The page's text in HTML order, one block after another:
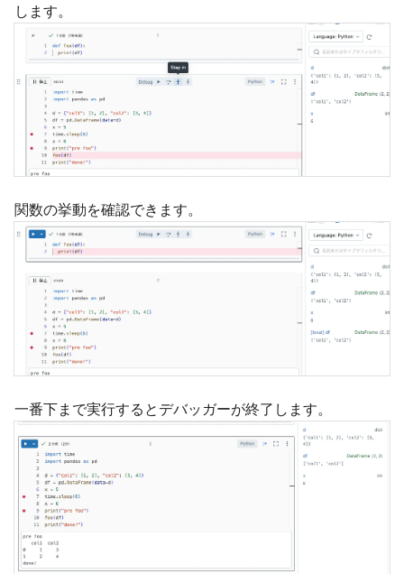
します。
関数の挙動を確認できます。
一番下まで実行するとデバッガーが終了します。